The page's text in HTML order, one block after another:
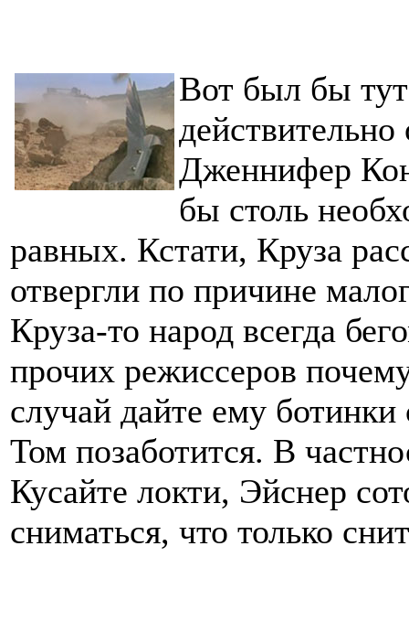
Вот был бы
действительно
Дженнифер
бы столь
равных. Кстати, Круза
отвергли по причине
Круза-то народ всегда
прочих режиссеров
случай дайте ему
Том позаботится. В
Кусайте локти, Эйснер
сниматься, что только